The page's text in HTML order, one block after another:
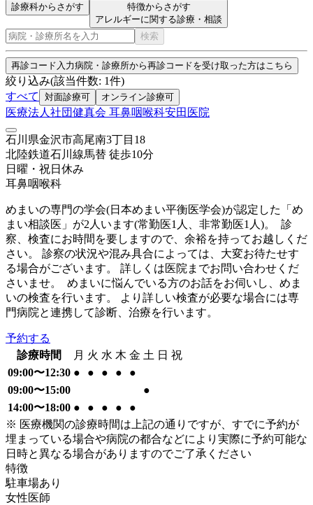
診療科からさがす
特徴からさがす
アレルギーに関する診療・相談
検索
再診コード入力病院・診療所から再診コードを受け取った方はこちら
絞り込み(該当件数: 1件)
すべて
対面診療可 オンライン診療可
医療法人社団健真会 耳鼻咽喉科安田医院
石川県金沢市高尾南3丁目18
北陸鉄道石川線馬替 徒歩10分
日曜・祝日 休み
耳鼻咽喉科
めまいの専門の学会(日本めまい平衡医学会)が認定した「め
まい相談医」が2人います(常勤医1人、非常勤医1人)。 診
察、検査にお時間を要しますので、余裕を持ってお越しくだ
さい。 診察の状況や混み具合によっては、大変お待たせす
る場合がございます。 詳しくは医院までお問い合わせくだ
さいませ。 めまいに悩んでいる方のお話をお伺いし、めま
いの検査を行います。 より詳しい検査が必要な場合には専
門病院と連携して診断、治療を行います。
予約する
診療時間
月 火 水 木 金 土 日 祝
09:00〜12:30 ● ● ● ●
●
09:00〜15:00
●
14:00〜18:00 ● ● ● ●
●
※ 医療機関の診療時間は上記の通りですが、すでに予約が
埋まっている場合や病院の都合などにより実際に予約可能な
日時と異なる場合がありますのでご了承ください
特徴
駐車場あり
女性医師